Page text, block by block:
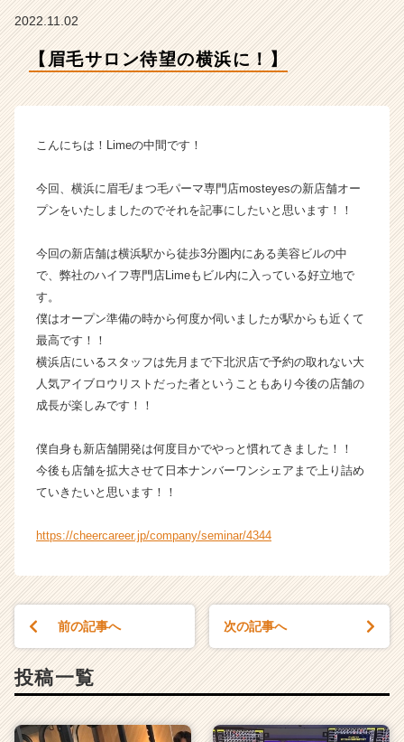
成
長
業
ら
カ
届
く
活
チ
ア
ャ
リ
ア
e
C
r）
2022.11.02
【眉毛サロン待望の横浜に！】
こんにちは！Limeの中間です！
今回、横浜に眉毛/まつ毛パーマ専門店mosteyesの新店舗オー
プンをいたしましたのでそれを記事にしたいと思います！！
今回の新店舗は横浜駅から徒歩3分圏内にある美容ビルの中
で、弊社のハイフ専門店Limeもビル内に入っている好立地で
す。
僕はオープン準備の時から何度か伺いましたが駅からも近くて
最高です！！
横浜店にいるスタッフは先月まで下北沢店で予約の取れない大
人気アイブロウリストだった者ということもあり今後の店舗の
成長が楽しみです！！
僕自身も新店舗開発は何度目かでやっと慣れてきました！！
今後も店舗を拡大させて日本ナンバーワンシェアまで上り詰め
ていきたいと思います！！
https://cheercareer.jp/company/seminar/4344
前の記事へ 次の記事へ
投稿一覧